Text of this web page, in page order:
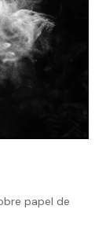
papel de